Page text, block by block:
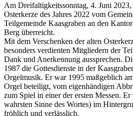
Am Dreifaltigkeitssonntag, 4. Juni
Osterkerze des Jahres 2022 vom
Teilgemeinde Kaasgraben an den
Berg überreicht.
Mit dem Verschenken der alten
besonders verdienten Mitgliedern der
Dank und Anerkennung aussprechen.
1987 die Gottesdienste in der
Orgelmusik. Er war 1995 maßgeblich
Orgel beteiligt, vom eigenhändigen
zum Spiel in einer der ersten Messen.
wahrsten Sinne des Wortes) im
fröhlich und verlässlich.